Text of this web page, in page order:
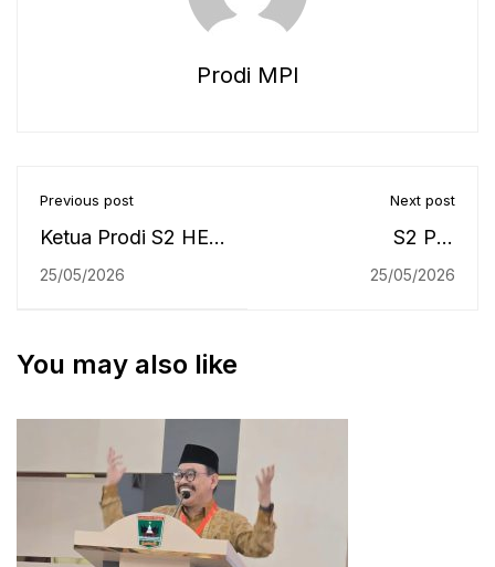
Prodi MPI
Previous post
Ketua Prodi S2 HES
UIN Antasari Ikuti
Kalimantan Timur
25/05/2026
Next post
S2 PBI
Pascasarjana UIN
Bahasa Inggris
25/05/2026
You may also like